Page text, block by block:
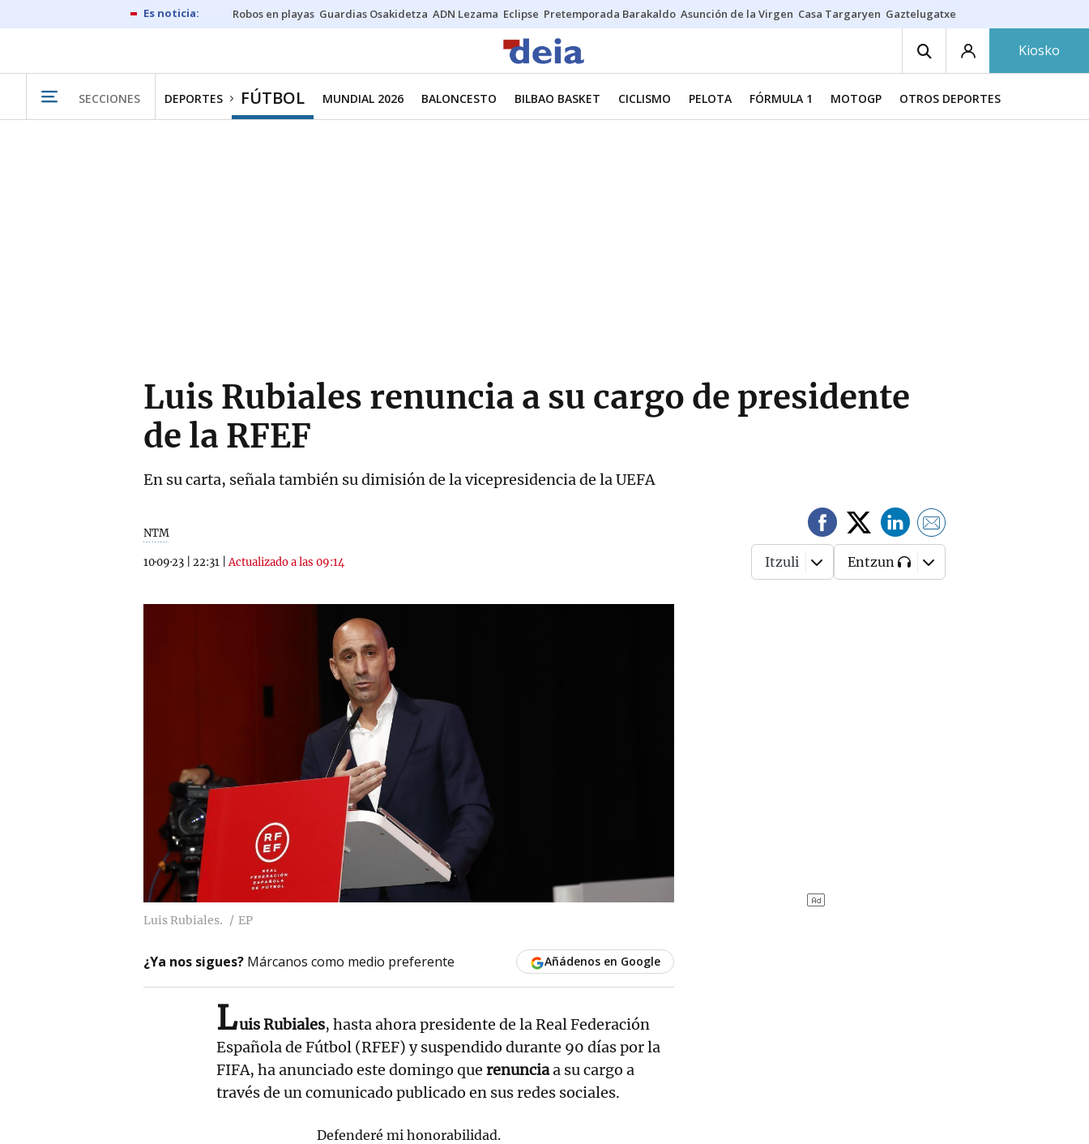
Robos en playas Guardias Osakidetza ADN Lezama Eclipse Pretemporada Barakaldo Asunción de la Virgen Casa Targaryen Gaztelugatxe
Kiosko
SECCIONES DEPORTES FÚTBOL MUNDIAL 2026 BALONCESTO BILBAO BASKET CICLISMO PELOTA FÓRMULA 1 MOTOGP OTROS DEPORTES
Luis Rubiales renuncia a su cargo de presidente
de la RFEF
En su carta, señala también su dimisión de la vicepresidencia de la UEFA
NTM
10·09·23 22:31 |Actualizado a las 09:14 Itzuli Entzun
Luis Rubiales. EP
¿Ya nos sigues? Márcanos como medio preferente Añádenos en Google
Luis Rubiales, hasta ahora presidente de la Real Federación
Española de Fútbol (RFEF) y suspendido durante 90 días por la
FIFA, ha anunciado este domingo que renunciaa su cargo a
través de un comunicado publicado en sus redes sociales.
Defenderé mi honorabilidad.